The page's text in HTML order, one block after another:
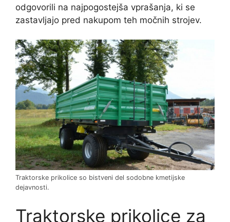
odgovorili na najpogostejša vprašanja, ki se
zastavljajo pred nakupom teh močnih strojev.
Traktorske prikolice so bistveni del sodobne kmetijske
dejavnosti.
Traktorske prikolice za